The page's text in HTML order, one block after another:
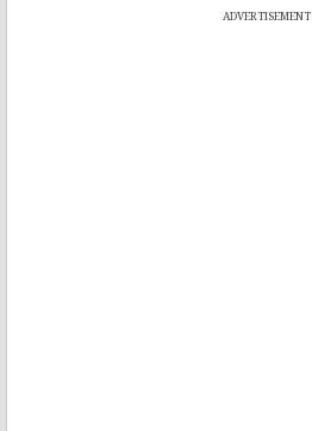
ADVERTISEMENT